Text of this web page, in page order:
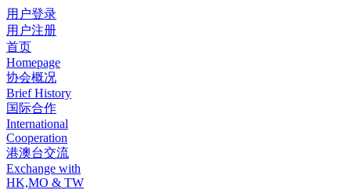
用户登录
用户注册
首页
Homepage
协会概况
Brief History
国际合作
International
Cooperation
港澳台交流
Exchange with
HK,MO & TW